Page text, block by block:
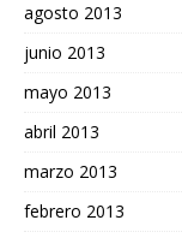
agosto 2013
junio 2013
mayo 2013
abril 2013
marzo 2013
febrero 2013